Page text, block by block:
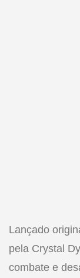
Lançado
pela Crystal
combate e